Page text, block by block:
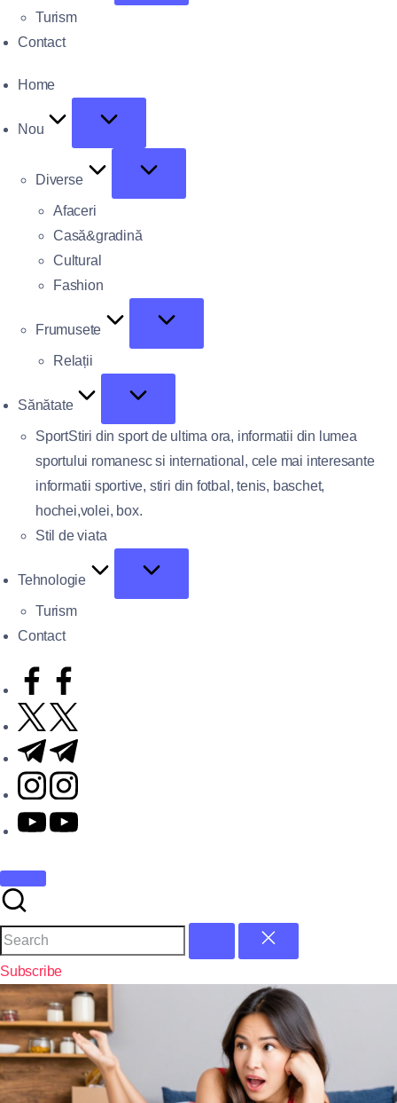
Turism
Contact
Home
Nou
Diverse
Afaceri
Casă&gradină
Cultural
Fashion
Frumusete
Relații
Sănătate
SportStiri din sport de ultima ora, informatii din lumea
sportului romanesc si international, cele mai interesante
informatii sportive, stiri din fotbal, tenis, baschet,
hochei,volei, box.
Stil de viata
Tehnologie
Turism
Contact
Subscribe